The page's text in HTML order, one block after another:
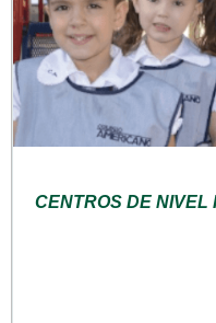
CENTROS DE NIVEL